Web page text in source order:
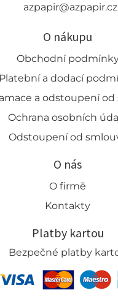
azpapir@azpapir.cz
O nákupu
Obchodní
Platební a dodací
a odstoupení od
Ochrana osobních
Odstoupení od
O nás
O firmě
Kontakty
Platby kartou
Bezpečné platby